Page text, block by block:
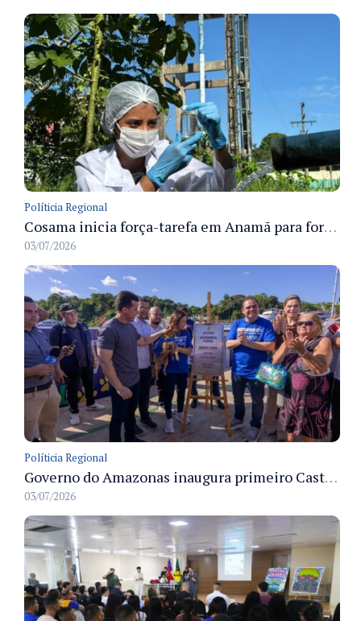
Políticia Regional
Cosama inicia força-tarefa em Anamã para fortalecer abastecimento de água e segurança hídrica da população
03/07/2026
Políticia Regional
Governo do Amazonas inaugura primeiro Castramóvel Fluvial para atendimento veterinário às comunidades ribeirinhas e castração gratuita
03/07/2026